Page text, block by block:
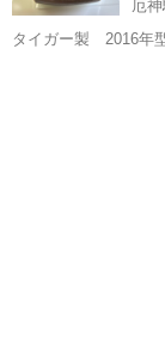
厄神
タイガー製 2016年